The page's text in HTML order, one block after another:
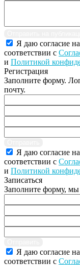
Я даю согласие
соответствии с
и Политикой
Регистрация
Заполните форму.
почту.
Я даю согласие
соответствии с
и Политикой
Записаться
Заполните форму,
Я даю согласие
соответствии с